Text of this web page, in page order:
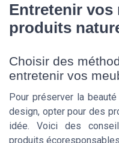
Entretenir vos
produits
Choisir des
entretenir vos
Pour préserver la
design, opter pour des
idée. Voici des
produits